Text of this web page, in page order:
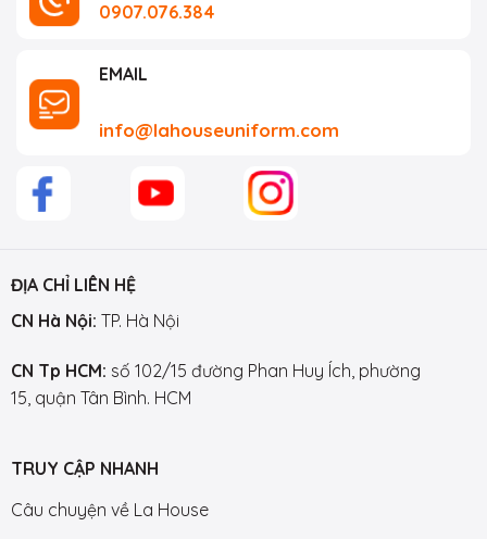
0907.076.384
EMAIL
info@lahouseuniform.com
ĐỊA CHỈ LIÊN HỆ
CN Hà Nội: TP. Hà Nội
CN Tp HCM: số 102/15 đường Phan Huy Ích, phường
15, quận Tân Bình. HCM
TRUY CẬP NHANH
Câu chuyện về La House